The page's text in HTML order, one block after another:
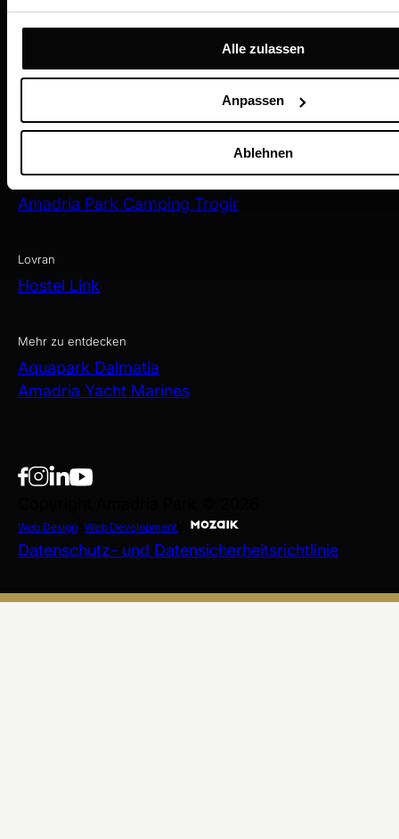
Alle zulassen
Anpassen
Ablehnen
Opatija
Amadria Park Hotel Sveti Jakov
Amadria Park Grand Hotel 4 Opatijska Cvijeta
Amadria Park Hotel Agava
Amadria Park Hotel Continental
Trogir
Amadria Park Camping Trogir
Lovran
Hostel Link
Mehr zu entdecken
Aquapark Dalmatia
Amadria Yacht Marines
Web Design Web Development
Datenschutz- und Datensicherheitsrichtlinie